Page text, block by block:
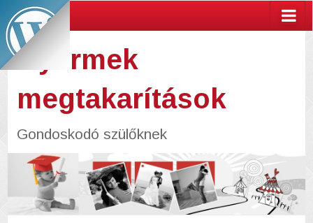
Gyermek
megtakarítások
Gondoskodó szülőknek